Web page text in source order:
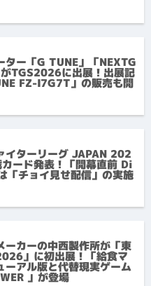
ター「G TUNE」「NEXTG
TGS2026に出展！出展記
FZ-I7G7T」の販売も開
イターリーグ JAPAN 202
ード発表！「開幕直前 Di
チョイ見せ配信」の実施
ーカーの中西製作所が「東
」に初出展！「給食マ
ーアル版と代替現実ゲーム
」が登場